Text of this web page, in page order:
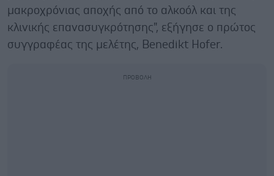
μακροχρόνιας αποχής από το αλκοόλ και της
κλινικής επανασυγκρότησης", εξήγησε ο πρώτος
συγγραφέας της μελέτης, Benedikt Hofer.